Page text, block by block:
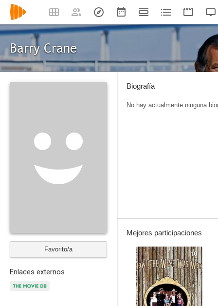
Barry Crane
Favorito/a
Enlaces externos
Biografía
No hay actualmente ninguna
Mejores participaciones
10